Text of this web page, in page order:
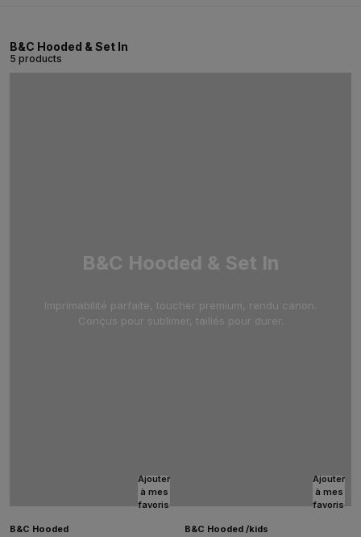
B&C Hooded & Set In
5 products
B&C Hooded & Set In
Imprimabilité parfaite, toucher premium, rendu canon.
Conçus pour sublimer, taillés pour durer.
Ajouter
à mes
favoris
B&C Hooded
Ajouter
à mes
favoris
B&C Hooded /kids